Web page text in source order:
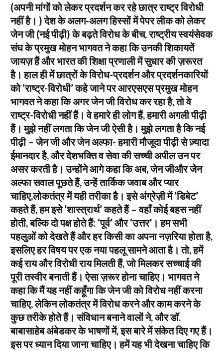
(अपनी मांगों को लेकर प्रदर्शन कर रहे छात्र राष्ट्र विरोधी
नहीं है। ) देश के अलग-अलग हिस्सों में पेपर लीक को लेकर
जेन जी (नई पीढ़ी) के बढ़ते विरोध के बीच, राष्ट्रीय स्वयंसेवक
संघ के प्रमुख मोहन भागवत ने कहा कि उनकी शिकायतें
जायज़ हैं और भारत की शिक्षा प्रणाली में सुधार की ज़रूरत
है। हाल ही में छात्रों के विरोध-प्रदर्शन और प्रदर्शनकारियों
को ‘राष्ट्र-विरोधी’ कहे जाने पर आरएसएस प्रमुख मोहन
भागवत ने कहा कि अगर जेन जी विरोध कर रहा है, तो वे
राष्ट्र-विरोधी नहीं हैं। वे हमारे ही लोग हैं, हमारी अगली पीढ़ी
हैं। मुझे नहीं लगता कि जेन जी ऐसी है। मुझे लगता है कि नई
पीढ़ी – जेन जी और जेन अल्फा- हमारी मौजूदा पीढ़ी से ज़्यादा
ईमानदार है, और देशभक्ति व सेवा की सच्ची अपील उन पर
असर करती है। उन्होंने आगे कहा कि अब, जेन जीऔर जेन
अल्फा सवाल पूछते हैं, उन्हें तार्किक जवाब और प्यार
चाहिए,लोकतंत्र में यही तरीका है। इसे अंग्रेज़ी में ‘डिबेट’
कहते हैं, हम इसे ‘शास्त्रार्थ’ कहते हैं – वहाँ कोई बहस नहीं
होती, बल्कि दो पक्ष होते हैं: ‘पूर्व’ और ‘उत्तर’। हम सभी
पहलुओं को देखते हैं और हर किसी का अपना नज़रिया होता है,
इसलिए हर विषय पर एक नया पहलू सामने आता है। तो, हमें
कई राय और विरोधी राय मिलती हैं, जो मिलकर सच्चाई की
पूरी तस्वीर बनाती हैं। ऐसा ज़रूर होना चाहिए। भागवत ने
कहा कि मैं यह नहीं कहूँगा कि जेन जी को विरोध नहीं करना
चाहिए, लेकिन लोकतंत्र में विरोध करने और काम करने के
कुछ तरीके होते हैं। संविधान बनाने वालों ने, और डॉ.
बाबासाहेब अंबेडकर के भाषणों में, इस बारे में संकेत दिए गए हैं।
इस पर ध्यान दिया जाना चाहिए। हमें यह भी देखना चाहिए कि